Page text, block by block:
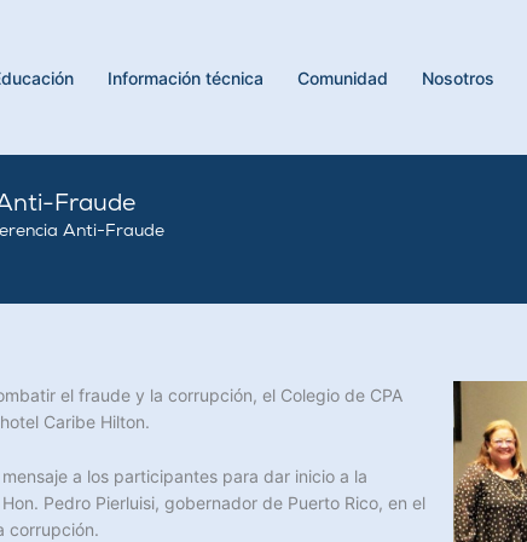
Información técnica Comunidad Nosotros
Fraude
Anti-Fraude
el fraude y la corrupción, el Colegio de CPA
Caribe Hilton.
a los participantes para dar inicio a la
Pedro Pierluisi, gobernador de Puerto Rico, en el
corrupción.